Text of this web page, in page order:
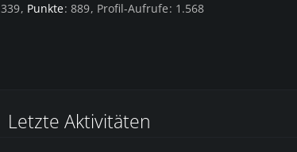
339 Punkte 889 Profil-Aufrufe 1.568
Letzte Aktivitäten